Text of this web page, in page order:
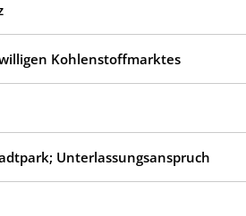
Kohlenstoffmarktes
Unterlassungsanspruch